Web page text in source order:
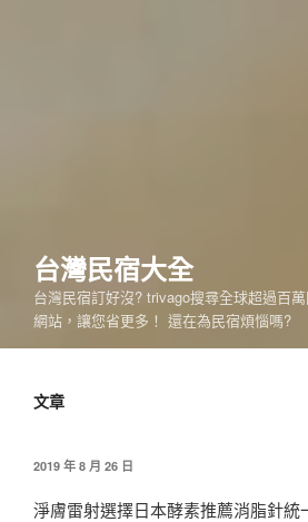
台灣民宿大全
台灣民宿訂好沒? trivago搜尋全球超過百
網站，讓您省更多！ 還在為民宿煩惱嗎?
文章
發
於
2019 年 8 月 26 日
淨膚雷射選擇日本酵素推薦消脂針統